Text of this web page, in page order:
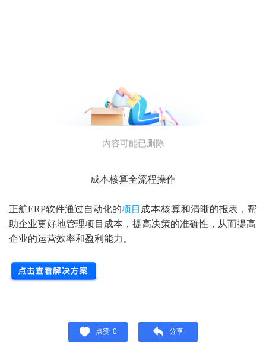
成本核算全流程操作
正航ERP软件通过自动化的项目 成本核算和清晰的报表，帮
助企业更好地管理项目成本，提高决策的准确性，从而提高
企业的运营效率和盈利能力。
点赞 0 分享